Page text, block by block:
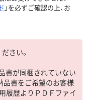
」を必ずご確認の上、お
さい。
書が同梱されていない
品書をご希望のお客様
履歴よりＰＤＦファイ